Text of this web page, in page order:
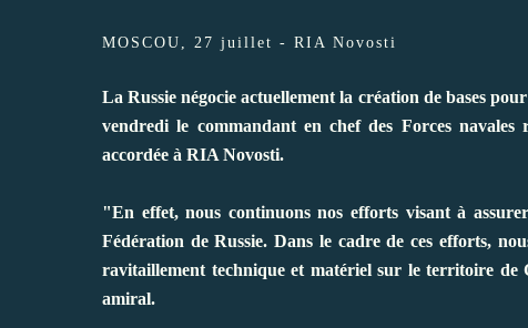
MOSCOU, 27 juillet - RIA Novosti
La Russie négocie actuellement la création de bases
vendredi le commandant en chef des Forces
accordée à RIA Novosti.
"En effet, nous continuons nos efforts visant à
Fédération de Russie. Dans le cadre de ces efforts,
ravitaillement technique et matériel sur le territoire de
amiral.